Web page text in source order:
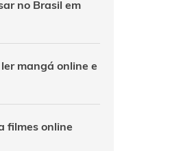
no Brasil em
mangá online e
filmes online